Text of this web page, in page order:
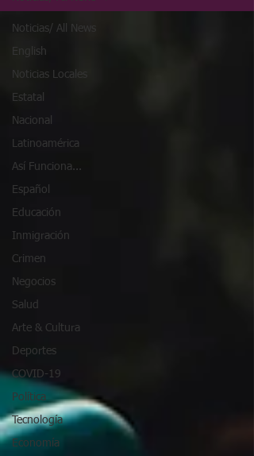
Noticias/ All News
English
Noticias Locales
Estatal
Nacional
Latinoamérica
Así Funciona...
Español
Educación
Inmigración
Crimen
Negocios
Salud
Arte & Cultura
Deportes
COVID-19
Política
Tecnología
Economía